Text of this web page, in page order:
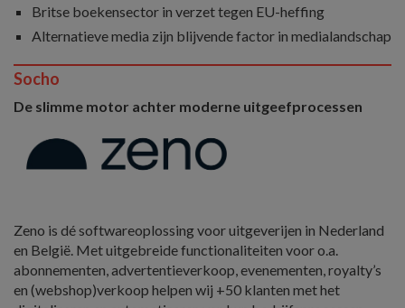
Britse boekensector in verzet tegen EU-heffing
Alternatieve media zijn blijvende factor in medialandschap
Socho
De slimme motor achter moderne uitgeefprocessen
Zeno is dé softwareoplossing voor uitgeverijen in Nederland
en België. Met uitgebreide functionaliteiten voor o.a.
abonnementen, advertentieverkoop, evenementen, royalty’s
en (webshop)verkoop helpen wij +50 klanten met het